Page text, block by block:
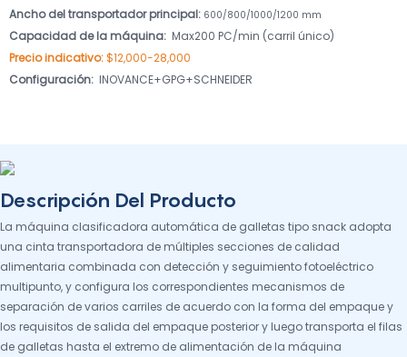
Ancho del transportador principal: 600/800/1000/1200 mm
Capacidad de la máquina: Max200 PC/min (carril único)
Precio indicativo:$12,000-28,000
Configuración: INOVANCE+GPG+SCHNEIDER
Descripción Del Producto
La máquina clasificadora automática de galletas tipo snack adopta
una cinta transportadora de múltiples secciones de calidad
alimentaria combinada con detección y seguimiento fotoeléctrico
multipunto, y configura los correspondientes mecanismos de
separación de varios carriles de acuerdo con la forma del empaque y
los requisitos de salida del empaque posterior y luego transporta el filas
de galletas hasta el extremo de alimentación de la máquina